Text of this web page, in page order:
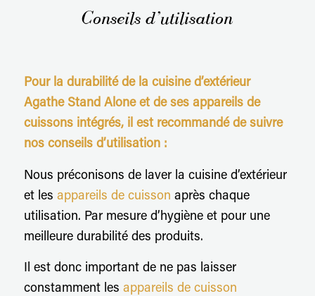
Conseils d’utilisation
Pour la durabilité de la cuisine d’extérieur
Agathe Stand Alone et de ses appareils de
cuissons intégrés, il est recommandé de suivre
nos conseils d’utilisation :
Nous préconisons de laver la cuisine d’extérieur
et les appareils de cuisson après chaque
utilisation. Par mesure d’hygiène et pour une
meilleure durabilité des produits.
Il est donc important de ne pas laisser
constamment les appareils de cuisson